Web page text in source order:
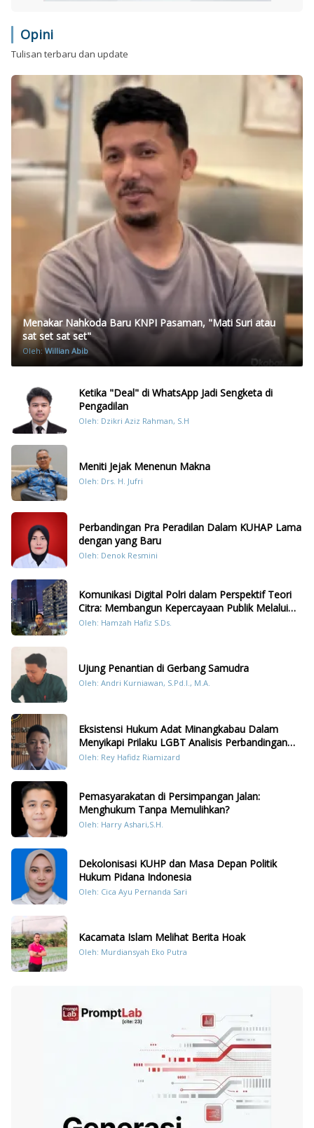
Opini
Tulisan terbaru dan update
Menakar Nahkoda Baru KNPI Pasaman, "Mati Suri atau
sat set sat set"
Oleh:Willian Abib
Ketika "Deal" di WhatsApp Jadi Sengketa di
Pengadilan
Oleh: Dzikri Aziz Rahman, S.H
Meniti Jejak Menenun Makna
Oleh: Drs. H. Jufri
Perbandingan Pra Peradilan Dalam KUHAP Lama
dengan yang Baru
Oleh: Denok Resmini
Komunikasi Digital Polri dalam Perspektif Teori
Citra: Membangun Kepercayaan Publik Melalui
Konten Humanis Kesiapsiagaan Bencana di
Oleh: Hamzah Hafiz S.Ds.
Ujung Penantian di Gerbang Samudra
Oleh: Andri Kurniawan, S.Pd.I., M.A.
Eksistensi Hukum Adat Minangkabau Dalam
Menyikapi Prilaku LGBT Analisis Perbandingan
Dengan Hukum Pidana
Oleh: Rey Hafidz Riamizard
Pemasyarakatan di Persimpangan Jalan:
Menghukum Tanpa Memulihkan?
Oleh: Harry Ashari,S.H.
Dekolonisasi KUHP dan Masa Depan Politik
Hukum Pidana Indonesia
Oleh: Cica Ayu Pernanda Sari
Kacamata Islam Melihat Berita Hoak
Oleh: Murdiansyah Eko Putra